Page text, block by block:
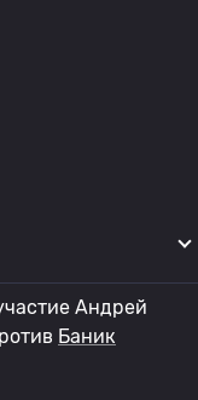
Андрей
Баник